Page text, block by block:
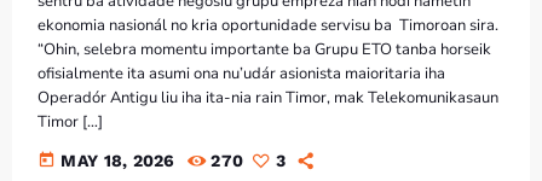
ekonomia nasionál no kria oportunidade servisu ba Timoroan sira.
“Ohin, selebra momentu importante ba Grupu ETO tanba horseik
ofisialmente ita asumi ona nu’udár asionista maioritaria iha
Operadór Antigu liu iha ita-nia rain Timor, mak Telekomunikasaun
Timor […]
today MAY 18, 2026 270 3